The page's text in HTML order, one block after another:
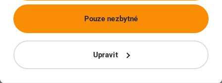
Upravit
Pouze nezbytné